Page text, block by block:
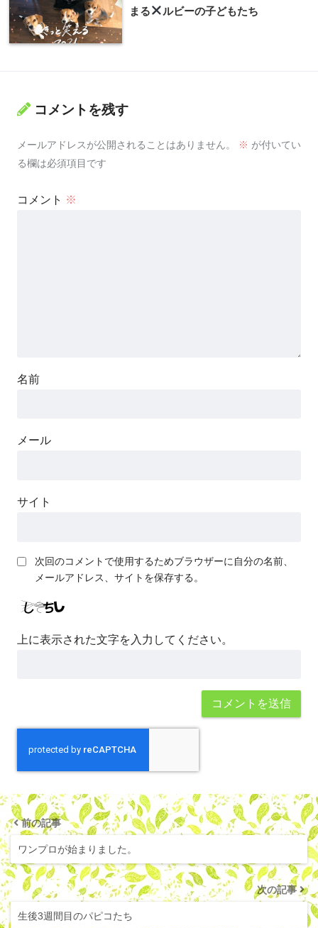
まる ルビーの子どもたち
コメントを残す
メールアドレスが公開されることはありません。 ※ が付いてい
る欄は必須項目です
コメント ※
名前
メール
サイト
次回のコメントで使用するためブラウザーに自分の名前、
メールアドレス、サイトを保存する。
上に表示された文字を入力してください。
前の記事
ワンプロが始まりました。
次の記事
生後3週間目のパピコたち